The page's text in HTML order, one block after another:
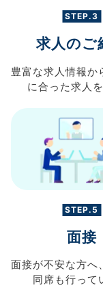
STEP.3
求人のご
豊富な求人情報か
に合った求人を
STEP.5
面接
面接が不安な方へ、
同席も行って